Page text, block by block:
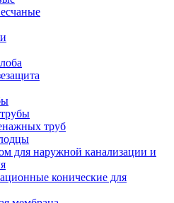
труб
для наружной канализации и
конические для